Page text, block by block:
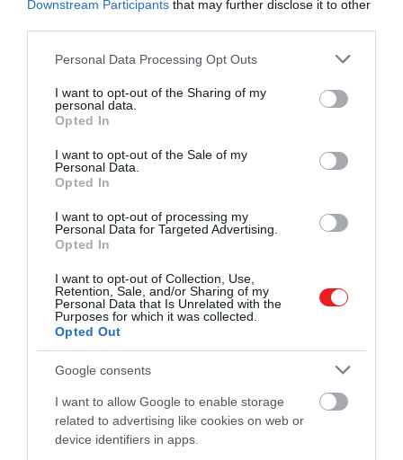
Downstream Participants that may further disclose it to other
Please note that this website/app uses one or more Google
not limited to your visit or usage behaviour. You may click to
grant or deny consent to Google and its third-party tags to
use your data for below specified purposes in below Google
consent section.
Personal Data Processing Opt Outs
I want to opt-out of the Sharing of my
personal data.
Opted In
I want to opt-out of the Sale of my
Personal Data.
Opted In
I want to opt-out of processing my
Personal Data for Targeted Advertising.
Opted In
I want to opt-out of Collection, Use,
Retention, Sale, and/or Sharing of my
Personal Data that Is Unrelated with the
Purposes for which it was collected.
Opted Out
Google consents
I want to allow Google to enable storage
related to advertising like cookies on web or
device identifiers in apps.
2024. MÁJUS 31. ● HAMU ÉS GYÉMÁNT